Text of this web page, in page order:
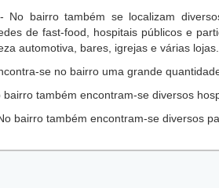
- No bairro também se localizam
de fast-food, hospitais públicos e
automotiva, bares, igrejas e várias lojas.
se no bairro uma grande
bairro também encontram-se diversos
bairro também encontram-se diversos